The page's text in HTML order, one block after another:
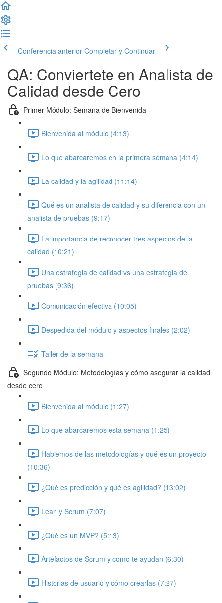
Conferencia anterior Completar y Continuar
QA: Conviertete en Analista de
Calidad desde Cero
Primer Módulo: Semana de Bienvenida
Bienvenida al módulo (4:13)
Lo que abarcaremos en la primera semana (4:14)
La calidad y la agilidad (11:14)
Qué es un analista de calidad y su diferencia con un
analista de pruebas (9:17)
La importancia de reconocer tres aspectos de la
calidad (10:21)
Una estrategia de calidad vs una estrategia de
pruebas (9:36)
Comunicación efectiva (10:05)
Despedida del módulo y aspectos finales (2:02)
Taller de la semana
Segundo Módulo: Metodologías y cómo asegurar la calidad
desde cero
Bienvenida al módulo (1:27)
Lo que abarcaremos esta semana (1:25)
Hablemos de las metodologías y qué es un proyecto
(10:36)
¿Qué es predicción y qué es agilidad? (13:02)
Lean y Scrum (7:07)
¿Qué es un MVP? (5:13)
Artefactos de Scrum y como te ayudan (6:30)
Historias de usuario y cómo crearlas (7:27)